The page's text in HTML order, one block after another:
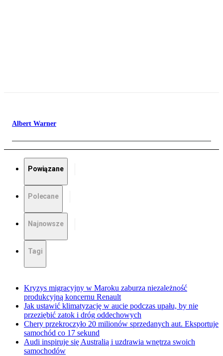
Albert Warner
Powiązane
Polecane
Najnowsze
Tagi
Kryzys migracyjny w Maroku zaburza niezależność
produkcyjną koncernu Renault
Jak ustawić klimatyzację w aucie podczas upału, by nie
przeziębić zatok i dróg oddechowych
Chery przekroczyło 20 milionów sprzedanych aut. Eksportuje
samochód co 17 sekund
Audi inspiruje się Australią i uzdrawia wnętrza swoich
samochodów